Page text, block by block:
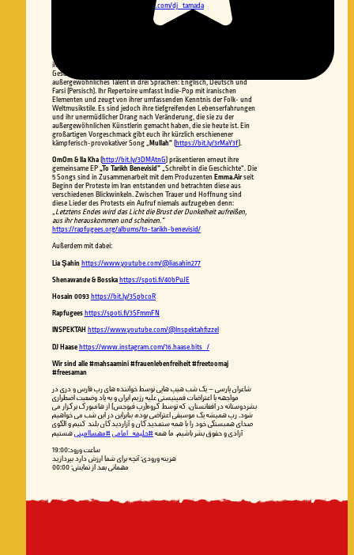
https://soundcloud.com/dj_tamada
Sängerin, Songwriterin und Musikerin, die für ihre kraftvolle Stimme,
ihren vielseitigen Musikstil und ihre unerschütterliche Leidenschaft für
Gesang und Musik bekannt ist. Faravaz präsentiert ihr
außergewöhnliches Talent in drei Sprachen: Englisch, Deutsch und
Farsi (Persisch). Ihr Repertoire umfasst Indie-Pop mit iranischen
Elementen und zeugt von ihrer umfassenden Kenntnis der Folk- und
Weltmusikstile. Es sind jedoch ihre tiefgreifenden Lebenserfahrungen
und ihr unermüdlicher Drang nach Veränderung, die sie zu der
außergewöhnlichen Künstlerin gemacht haben, die sie heute ist. Ein
großartigen Vorgeschmack gibt euch ihr kürzlich erschienener
kämpferisch-provokativer Song „Mullah“(https://bit.ly/3rMaY3f).
OmOm & Ila Kha(http://bit.ly/3DMAtnG) präsentieren erneut ihre
gemeinsame EP„To Tarikh Benevisid”„Schreibt in die Geschichte“. Die
5 Songs sind in Zusammenarbeit mit dem Produzenten Emma.Airseit
Beginn der Proteste im Iran entstanden und betrachten diese aus
verschiedenen Blickwinkeln. Zwischen Trauer und Hoffnung sind
diese Lieder des Protests ein Aufruf niemals aufzugeben denn:
„Letztens Endes wird das Licht die Brust der Dunkelheit aufreißen,
aus ihr herauskommen und scheinen.“
https://rapfugees.org/albums/to-tarikh-benevisid/
Außerdem mit dabei:
Lia Şahin https://www.youtube.com/@liasahin277
Shenawande & Bosska https://spoti.fi/40bPuJE
Hosain 0093 https://bit.ly/3SpbcoR
Rapfugees https://spoti.fi/3SFmmFN
INSPEKTAH https://www.youtube.com/@Inspektahfizzel
DJ Haase https://www.instagram.com/16.haase.bits_/
Wir sind alle#mahsaamini #frauenlebenfreiheit #freetoomaj
#freesaman
شاعران پارسی – یک شب هیپ هاپی توسط خواننده های رپ فارس و دری در
مواجهه با اعتراضات فمینیستی علیه رژیم ایران و به یاد وضعیت اضطراری
بشردوستانه در افغانستان، که توسط گروه(رپ فیوجس) از هامبورگ برگزار می
شود. رپ همیشه یک موسیقی اعتراضی بوده، بنابراین در این شب می خواهیم
صدای همبستگی خود را با همه ستمدیدگان و آزاردیدگان بلند کنیم و الگوی
آزادی و حقوق بشر باشیم. ما همه#حلیمه_امامی#مهساامینیهستیم
‎ساعت ورود:19:00
‎هزینه ورودی: آنچه برای شما ارزش دارد بپردازید
‎مهمانی بعد از نمایش: 00:00